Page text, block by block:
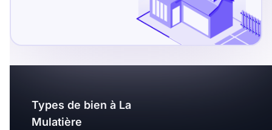
Types de bien à La
Mulatière